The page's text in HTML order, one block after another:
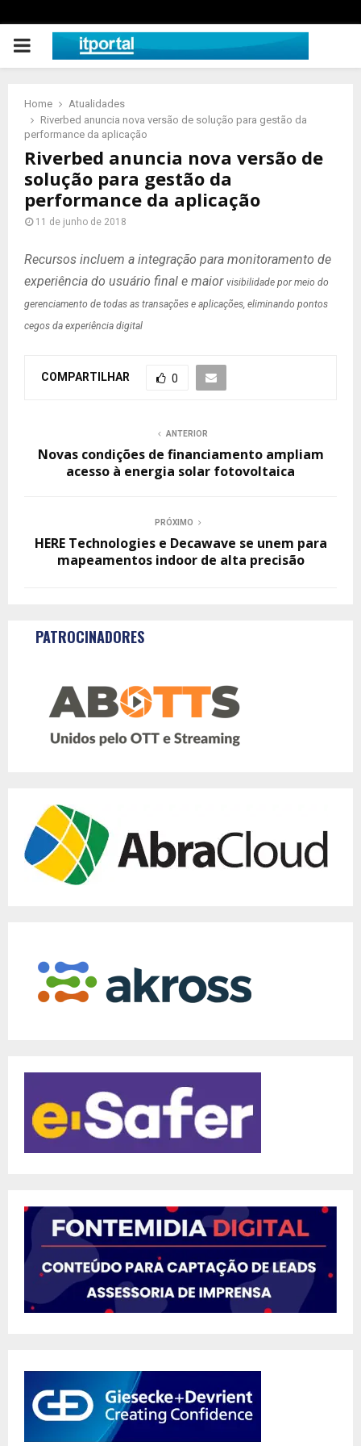
PRIMARY
Home
Atualidades
Riverbed anuncia nova versão de solução para gestão da
performance da aplicação
Riverbed anuncia nova versão de
solução para gestão da
performance da aplicação
11 de junho de 2018
Recursos incluem a integração para monitoramento de
experiência do usuário final e maior visibilidade por meio do
gerenciamento de todas as transações e aplicações, eliminando pontos
cegos da experiência digital
COMPARTILHAR 0
ANTERIOR
Novas condições de financiamento ampliam
acesso à energia solar fotovoltaica
PRÓXIMO
HERE Technologies e Decawave se unem para
mapeamentos indoor de alta precisão
PATROCINADORES